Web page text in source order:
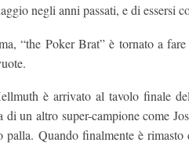
negli anni passati, e di essersi
“the Poker Brat” è tornato a
è arrivato al tavolo finale
di un altro super-campione come
palla. Quando finalmente è